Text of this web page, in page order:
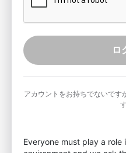
ロ
アカウントをお持ちでないです
Everyone must play a role